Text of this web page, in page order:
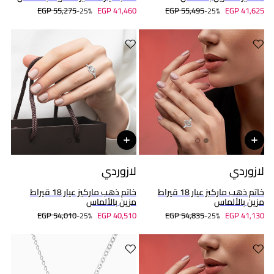
EGP 55,495 25%- EGP 41,625
EGP 55,275 25%- EGP 41,460
لازوردي
خاتم ذهب ماركيز عيار 18 قيراط
مزين بالألماس
EGP 54,835 25%- EGP 41,130
لازوردي
خاتم ذهب ماركيز عيار 18 قيراط
مزين بالألماس
EGP 54,010 25%- EGP 40,510